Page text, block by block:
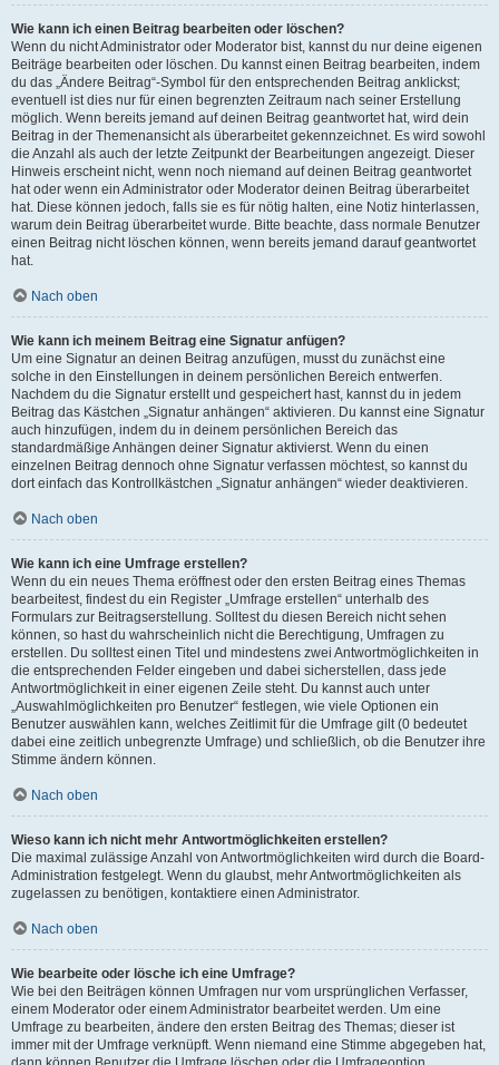
Wie kann ich einen Beitrag bearbeiten oder löschen?
Wenn du nicht Administrator oder Moderator bist, kannst du nur deine eigenen
Beiträge bearbeiten oder löschen. Du kannst einen Beitrag bearbeiten, indem
du das „Ändere Beitrag“-Symbol für den entsprechenden Beitrag anklickst;
eventuell ist dies nur für einen begrenzten Zeitraum nach seiner Erstellung
möglich. Wenn bereits jemand auf deinen Beitrag geantwortet hat, wird dein
Beitrag in der Themenansicht als überarbeitet gekennzeichnet. Es wird sowohl
die Anzahl als auch der letzte Zeitpunkt der Bearbeitungen angezeigt. Dieser
Hinweis erscheint nicht, wenn noch niemand auf deinen Beitrag geantwortet
hat oder wenn ein Administrator oder Moderator deinen Beitrag überarbeitet
hat. Diese können jedoch, falls sie es für nötig halten, eine Notiz hinterlassen,
warum dein Beitrag überarbeitet wurde. Bitte beachte, dass normale Benutzer
einen Beitrag nicht löschen können, wenn bereits jemand darauf geantwortet
hat.
Nach oben
Wie kann ich meinem Beitrag eine Signatur anfügen?
Um eine Signatur an deinen Beitrag anzufügen, musst du zunächst eine
solche in den Einstellungen in deinem persönlichen Bereich entwerfen.
Nachdem du die Signatur erstellt und gespeichert hast, kannst du in jedem
Beitrag das Kästchen „Signatur anhängen“ aktivieren. Du kannst eine Signatur
auch hinzufügen, indem du in deinem persönlichen Bereich das
standardmäßige Anhängen deiner Signatur aktivierst. Wenn du einen
einzelnen Beitrag dennoch ohne Signatur verfassen möchtest, so kannst du
dort einfach das Kontrollkästchen „Signatur anhängen“ wieder deaktivieren.
Nach oben
Wie kann ich eine Umfrage erstellen?
Wenn du ein neues Thema eröffnest oder den ersten Beitrag eines Themas
bearbeitest, findest du ein Register „Umfrage erstellen“ unterhalb des
Formulars zur Beitragserstellung. Solltest du diesen Bereich nicht sehen
können, so hast du wahrscheinlich nicht die Berechtigung, Umfragen zu
erstellen. Du solltest einen Titel und mindestens zwei Antwortmöglichkeiten in
die entsprechenden Felder eingeben und dabei sicherstellen, dass jede
Antwortmöglichkeit in einer eigenen Zeile steht. Du kannst auch unter
„Auswahlmöglichkeiten pro Benutzer“ festlegen, wie viele Optionen ein
Benutzer auswählen kann, welches Zeitlimit für die Umfrage gilt (0 bedeutet
dabei eine zeitlich unbegrenzte Umfrage) und schließlich, ob die Benutzer ihre
Stimme ändern können.
Nach oben
Wieso kann ich nicht mehr Antwortmöglichkeiten erstellen?
Die maximal zulässige Anzahl von Antwortmöglichkeiten wird durch die Board-
Administration festgelegt. Wenn du glaubst, mehr Antwortmöglichkeiten als
zugelassen zu benötigen, kontaktiere einen Administrator.
Nach oben
Wie bearbeite oder lösche ich eine Umfrage?
Wie bei den Beiträgen können Umfragen nur vom ursprünglichen Verfasser,
einem Moderator oder einem Administrator bearbeitet werden. Um eine
Umfrage zu bearbeiten, ändere den ersten Beitrag des Themas; dieser ist
immer mit der Umfrage verknüpft. Wenn niemand eine Stimme abgegeben hat,